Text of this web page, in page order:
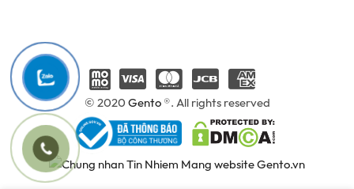
© 2020Gento®. All rights reserved